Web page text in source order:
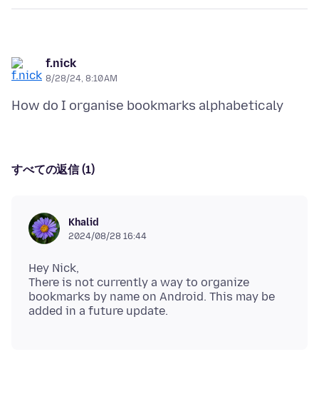
f.nick
8/28/24, 8:10 AM
すべての返信 (1)
Khalid
2024/08/28 16:44
Hey Nick,
There is not currently a way to organize
bookmarks by name on Android. This may be